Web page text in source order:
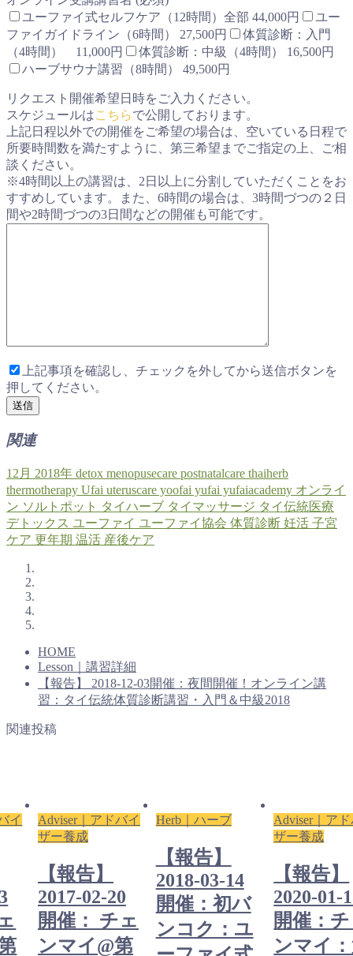
ユーファイ式セルフケア（12時間）全部 44,000円
ユー
ファイガイドライン（6時間） 27,500円
体質診断：入門
（4時間） 11,000円
体質診断：中級（4時間） 16,500円
ハーブサウナ講習（8時間） 49,500円
リクエスト開催希望日時をご入力ください。
スケジュールはこちらで公開しております。
上記日程以外での開催をご希望の場合は、空いている日程で
所要時間数を満たすように、第三希望までご指定の上、ご相
談ください。
※4時間以上の講習は、2日以上に分割していただくことをお
すすめしています。また、6時間の場合は、3時間づつの２日
間や2時間づつの3日間などの開催も可能です。
上記事項を確認し、チェックを外してから送信ボタンを
押してください。
関連
12月 2018年 detox menopusecare postnatalcare thaiherb
thermotherapy Ufai uteruscare yoofai yufai yufaiacademy オンライ
ン ソルトポット タイハーブ タイマッサージ タイ伝統医療
デトックス ユーファイ ユーファイ協会 体質診断 妊活 子宮
ケア 更年期 温活 産後ケア
HOME
Lesson｜講習詳細
【報告】 2018-12-03開催：夜間開催！オンライン講
習：タイ伝統体質診断講習・入門＆中級2018
関連投稿
イ
Adviser｜アドバイ
ザー養成
【報告】
2017-02-20
開催： チェ
ンマイ@第
Herb｜ハーブ
【報告】
2018-03-14
開催：初バ
ンコク：ユ
Adviser｜ア
ザー養成
【報告】
2020-01-
開催：
ンマイ